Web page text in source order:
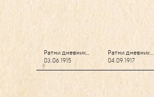
Ратни дневник…
03.06.1915
Ратни дневник…
04.09.1917